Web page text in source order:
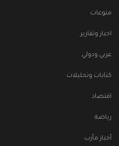
منوعات
اخبار وتقارير
عربي ودولي
كتابات وتحليلات
اقتصاد
رياضة
أخبار مأرب